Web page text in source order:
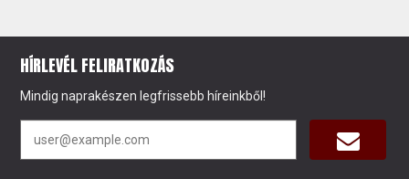
HÍRLEVÉL FELIRATKOZÁS
Mindig naprakészen legfrissebb híreinkből!